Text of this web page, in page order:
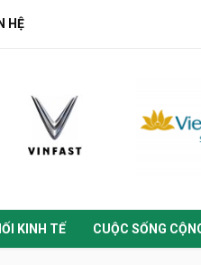
HỆ
KINH TẾ CUỘC SỐNG